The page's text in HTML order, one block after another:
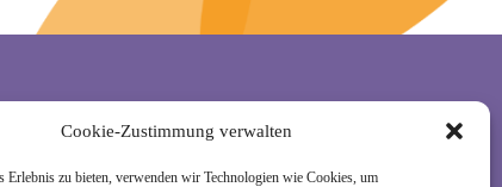
Cookie-Zustimmung verwalten
Erlebnis zu bieten, verwenden wir Technologien wie Cookies, um
abmelden. Alle Details zur Nutzung